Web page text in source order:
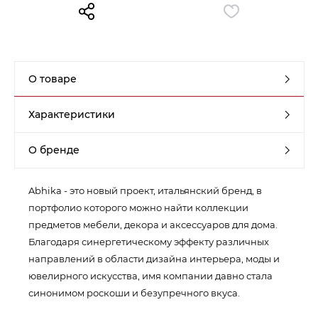
О товаре
Характеристики
О бренде
Abhika - это новый проект, итальянский бренд, в
портфолио которого можно найти коллекции
предметов мебели, декора и аксессуаров для дома.
Благодаря синергетическому эффекту различных
направлений в области дизайна интерьера, моды и
ювелирного искусства, имя компании давно стала
синонимом роскоши и безупречного вкуса.